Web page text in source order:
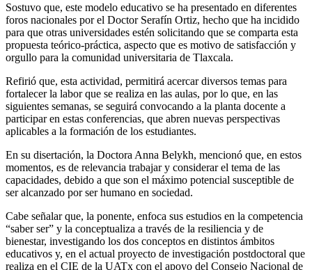
Sostuvo que, este modelo educativo se ha presentado en diferentes
foros nacionales por el Doctor Serafín Ortiz, hecho que ha incidido
para que otras universidades estén solicitando que se comparta esta
propuesta teórico-práctica, aspecto que es motivo de satisfacción y
orgullo para la comunidad universitaria de Tlaxcala.
Refirió que, esta actividad, permitirá acercar diversos temas para
fortalecer la labor que se realiza en las aulas, por lo que, en las
siguientes semanas, se seguirá convocando a la planta docente a
participar en estas conferencias, que abren nuevas perspectivas
aplicables a la formación de los estudiantes.
En su disertación, la Doctora Anna Belykh, mencionó que, en estos
momentos, es de relevancia trabajar y considerar el tema de las
capacidades, debido a que son el máximo potencial susceptible de
ser alcanzado por ser humano en sociedad.
Cabe señalar que, la ponente, enfoca sus estudios en la competencia
“saber ser” y la conceptualiza a través de la resiliencia y de
bienestar, investigando los dos conceptos en distintos ámbitos
educativos y, en el actual proyecto de investigación postdoctoral que
realiza en el CIE de la UATx con el apoyo del Consejo Nacional de